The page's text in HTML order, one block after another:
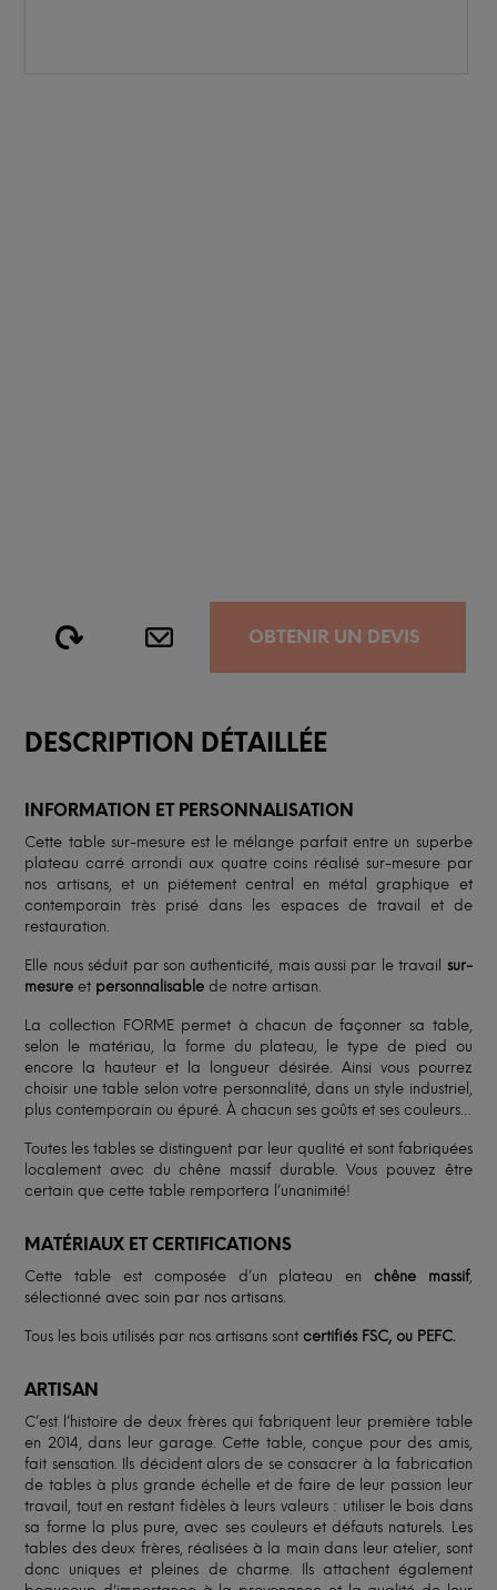
OBTENIR UN DEVIS
DESCRIPTION DÉTAILLÉE
INFORMATION ET PERSONNALISATION
Cette table sur-mesure est le mélange parfait entre un superbe
plateau carré arrondi aux quatre coins réalisé sur-mesure par
nos artisans, et un piétement central en métal graphique et
contemporain très prisé dans les espaces de travail et de
restauration.
Elle nous séduit par son authenticité, mais aussi par le travail sur-
mesure et personnalisable de notre artisan.
La collection FORME permet à chacun de façonner sa table,
selon le matériau, la forme du plateau, le type de pied ou
encore la hauteur et la longueur désirée. Ainsi vous pourrez
choisir une table selon votre personnalité, dans un style industriel,
plus contemporain ou épuré. À chacun ses goûts et ses couleurs…
Toutes les tables se distinguent par leur qualité et sont fabriquées
localement avec du chêne massif durable. Vous pouvez être
certain que cette table remportera l’unanimité!
MATÉRIAUX ET CERTIFICATIONS
Cette table est composée d’un plateau en chêne massif,
sélectionné avec soin par nos artisans.
Tous les bois utilisés par nos artisans sontcertifiés FSC, ou PEFC.
ARTISAN
C’est l’histoire de deux frères qui fabriquent leur première table
en 2014, dans leur garage. Cette table, conçue pour des amis,
fait sensation. Ils décident alors de se consacrer à la fabrication
de tables à plus grande échelle et de faire de leur passion leur
travail, tout en restant fidèles à leurs valeurs : utiliser le bois dans
sa forme la plus pure, avec ses couleurs et défauts naturels. Les
tables des deux frères, réalisées à la main dans leur atelier, sont
donc uniques et pleines de charme. Ils attachent également